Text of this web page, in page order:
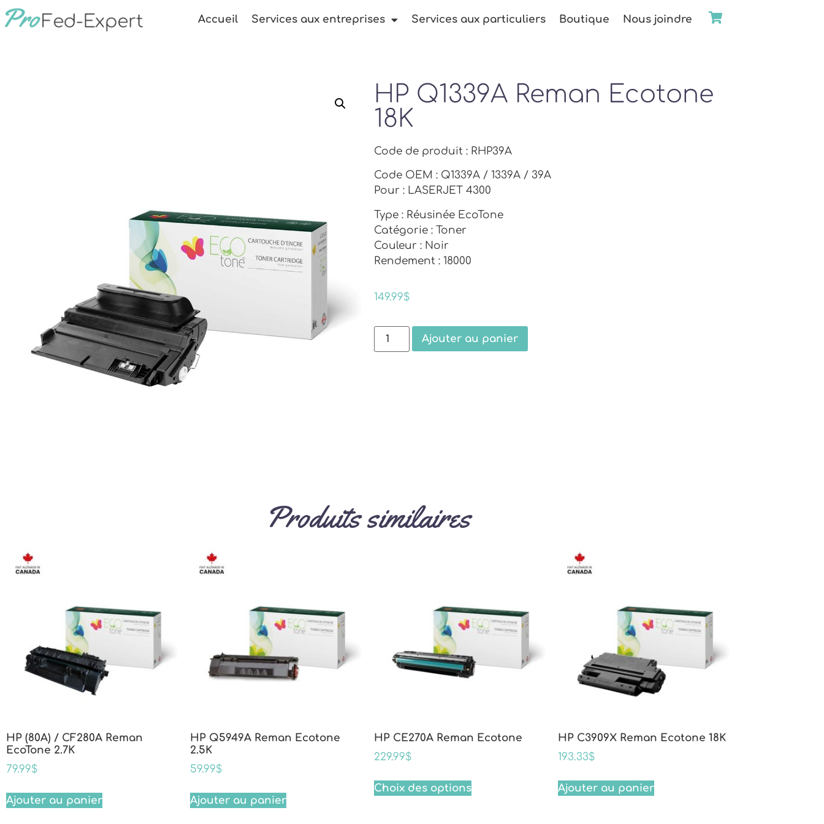
Accueil Services aux entreprises Services aux particuliers Boutique Nous joindre
HP Q1339A Reman Ecotone
18K
Code de produit : RHP39A
Code OEM : Q1339A / 1339A / 39A
Pour : LASERJET 4300
Type : Réusinée EcoTone
Catégorie : Toner
Couleur : Noir
Rendement : 18000
149.99$
Ajouter au panier
Produits similaires
HP (80A) / CF280A Reman
EcoTone 2.7K
79.99$
Ajouter au panier
HP Q5949A Reman Ecotone
2.5K
59.99$
Ajouter au panier
HP CE270A Reman Ecotone
229.99$
Choix des options
HP C3909X Reman Ecotone 18K
193.33$
Ajouter au panier